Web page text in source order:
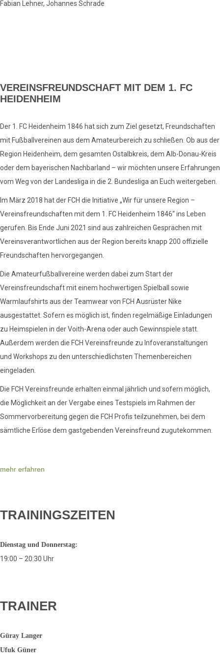
Fabian Lehner, Johannes Schrade
VEREINSFREUNDSCHAFT MIT DEM 1. FC
HEIDENHEIM
Der 1. FC Heidenheim 1846 hat sich zum Ziel gesetzt, Freundschaften
mit Fußballvereinen aus dem Amateurbereich zu schließen. Ob aus der
Region Heidenheim, dem gesamten Ostalbkreis, dem Alb-Donau-Kreis
oder dem bayerischen Nachbarland – wir möchten unsere Erfahrungen
vom Weg von der Landesliga in die 2. Bundesliga an Euch weitergeben.
Im März 2018 hat der FCH die Initiative „Wir für unsere Region –
Vereinsfreundschaften mit dem 1. FC Heidenheim 1846“ ins Leben
gerufen. Bis Ende Juni 2021 sind aus zahlreichen Gesprächen mit
Vereinsverantwortlichen aus der Region bereits knapp 200 offizielle
Freundschaften hervorgegangen.
Die Amateurfußballvereine werden dabei zum Start der
Vereinsfreundschaft mit einem hochwertigen Spielball sowie
Warmlaufshirts aus der Teamwear von FCH Ausrüster Nike
ausgestattet. Sofern es möglich ist, finden regelmäßige Einladungen
zu Heimspielen in der Voith-Arena oder auch Gewinnspiele statt.
Außerdem werden die FCH Vereinsfreunde zu Infoveranstaltungen
und Workshops zu den unterschiedlichsten Themenbereichen
eingeladen.
Die FCH Vereinsfreunde erhalten einmal jährlich und sofern möglich,
die Möglichkeit an der Vergabe eines Testspiels im Rahmen der
Sommervorbereitung gegen die FCH Profis teilzunehmen, bei dem
sämtliche Erlöse dem gastgebenden Vereinsfreund zugutekommen.
mehr erfahren
TRAININGSZEITEN
Dienstag und Donnerstag:
19:00 – 20:30 Uhr
TRAINER
Güray Langer
Ufuk Güner